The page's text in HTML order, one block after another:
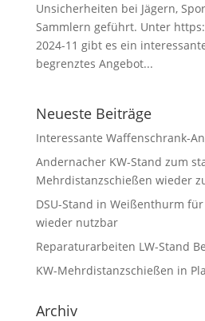
Unsicherheiten bei Jägern,
Sammlern geführt. Unter
2024-11 gibt es ein
begrenztes Angebot...
Neueste Beiträge
Interessante Waffenschrank-
Andernacher KW-Stand zum
Mehrdistanzschießen wieder
DSU-Stand in Weißenthurm
wieder nutzbar
Reparaturarbeiten LW-Stand
KW-Mehrdistanzschießen in
Archiv